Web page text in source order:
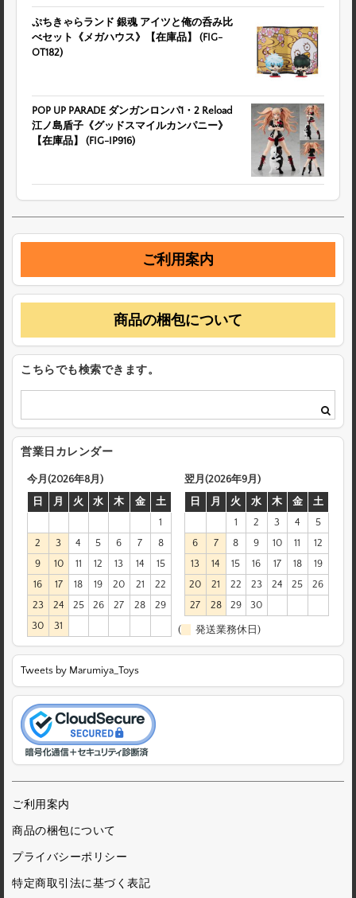
ぷちきゃらランド 銀魂 アイツと俺の呑み比
べセット《メガハウス》【在庫品】 (FIG-
OT182)
POP UP PARADE ダンガンロンパ1・2 Reload
江ノ島盾子《グッドスマイルカンパニー》
【在庫品】 (FIG-IP916)
ご利用案内
商品の梱包について
こちらでも検索できます。
営業日カレンダー
今月(2026年8月)
日
月 火 水 木 金
土
1
2
3 4 5 6 7
8
9
10 11 12 13 14
15
16
17 18 19 20 21
22
23
24 25 26 27 28
29
30
31
翌月(2026年9月)
日
月 火 水 木 金
土
1
2 3 4
5
6
7 8 9 10 11
12
13
14 15 16 17 18
19
20
21 22 23 24 25
26
27
28 29 30
( 発送業務休日)
Tweets by Marumiya_Toys
ご利用案内
商品の梱包について
プライバシーポリシー
特定商取引法に基づく表記